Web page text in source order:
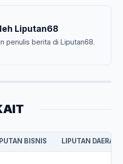
Liputan68
penulis berita di Liputan68.
BISNIS LIPUTAN DAERAH